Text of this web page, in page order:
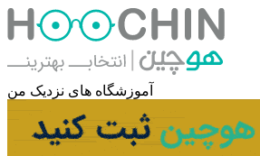
آموزشگاه های نزدیک من